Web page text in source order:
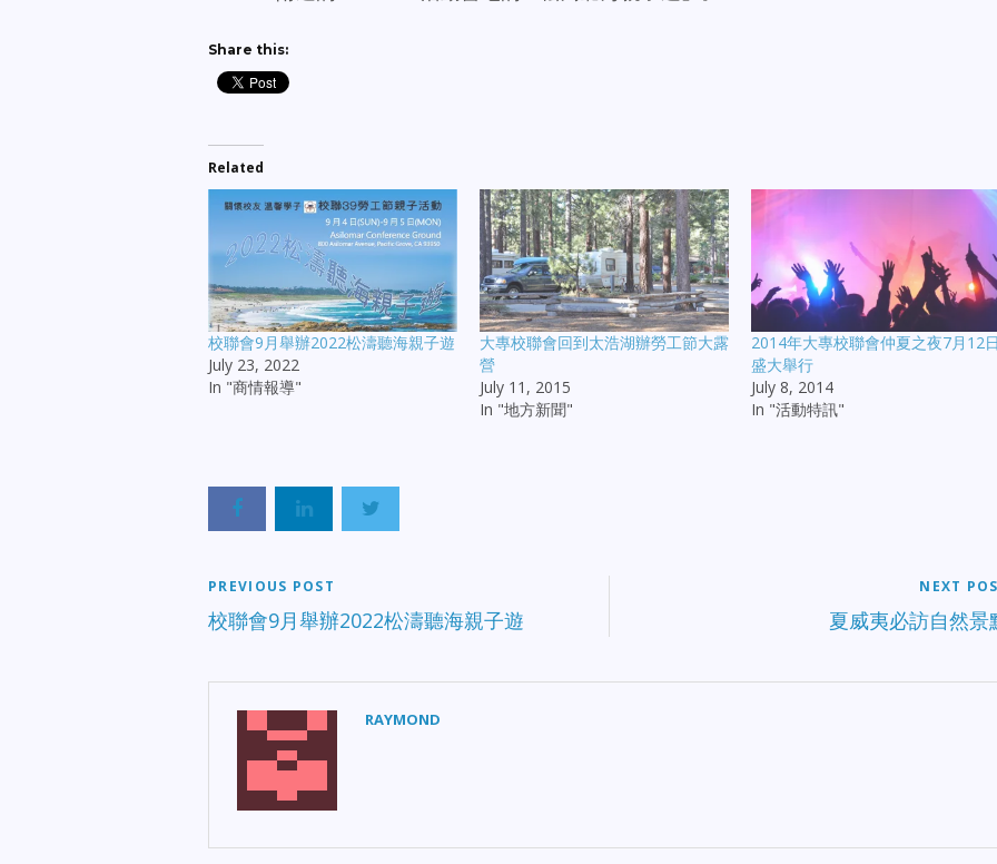
Share this:
Related
校聯會9月舉辦2022松濤聽海親子遊
July 23, 2022
In "商情報導"
大專校聯會回到太浩湖辦勞工節大露
營
July 11, 2015
In "地方新聞"
2014年大專校聯會仲夏之夜7月12
盛大舉行
July 8, 2014
In "活動特訊"
PREVIOUS POST
校聯會9月舉辦2022松濤聽海親子遊
NEXT
夏威夷必訪自然景
RAYMOND